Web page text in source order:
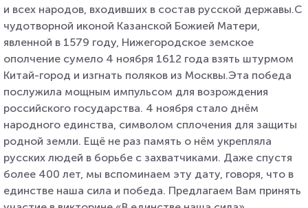
и всех народов, входивших в состав русской державы.С
чудотворной иконой Казанской Божией Матери,
явленной в 1579 году, Нижегородское земское
ополчение сумело 4 ноября 1612 года взять штурмом
Китай-город и изгнать поляков из Москвы.Эта победа
послужила мощным импульсом для возрождения
российского государства. 4 ноября стало днём
народного единства, символом сплочения для защиты
родной земли. Ещё не раз память о нём укрепляла
русских людей в борьбе с захватчиками. Даже спустя
более 400 лет, мы вспоминаем эту дату, говоря, что в
единстве наша сила и победа. Предлагаем Вам принять